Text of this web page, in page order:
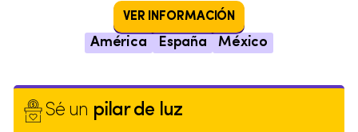
VER INFORMACIÓN
América España México
Sé un pilar de luz